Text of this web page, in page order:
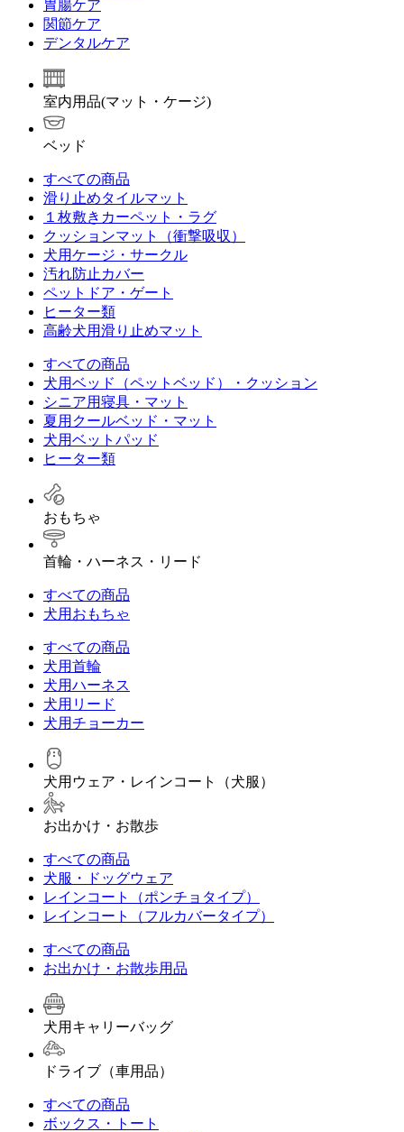
胃腸ケア
関節ケア
デンタルケア
室内用品(マット・ケージ)
ベッド
すべての商品
滑り止めタイルマット
１枚敷きカーペット・ラグ
クッションマット（衝撃吸収）
犬用ケージ・サークル
汚れ防止カバー
ペットドア・ゲート
ヒーター類
高齢犬用滑り止めマット
すべての商品
犬用ベッド（ペットベッド）・クッション
シニア用寝具・マット
夏用クールベッド・マット
犬用ベットパッド
ヒーター類
おもちゃ
首輪・ハーネス・リード
すべての商品
犬用おもちゃ
すべての商品
犬用首輪
犬用ハーネス
犬用リード
犬用チョーカー
犬用ウェア・レインコート（犬服）
お出かけ・お散歩
すべての商品
犬服・ドッグウェア
レインコート（ポンチョタイプ）
レインコート（フルカバータイプ）
すべての商品
お出かけ・お散歩用品
犬用キャリーバッグ
ドライブ（車用品）
すべての商品
ボックス・トート